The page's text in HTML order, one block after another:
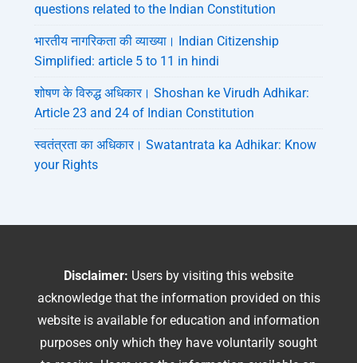
questions related to the Indian Constitution
भारतीय नागरिकता की व्याख्या। Indian Citizenship
Simplified: article 5 to 11 in hindi
शोषण के विरुद्ध अधिकार। Shoshan ke Virudh Adhikar:
Article 23 and 24 of Indian Constitution
स्वतंत्रता का अधिकार। Swatantrata ka Adhikar: Know
your Rights
Disclaimer: Users by visiting this website
acknowledge that the information provided on this
website is available for education and information
purposes only which they have voluntarily sought